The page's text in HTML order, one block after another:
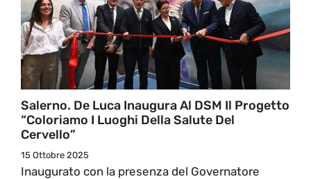
Salerno. De Luca Inaugura Al DSM Il Progetto
“Coloriamo I Luoghi Della Salute Del
Cervello”
15 Ottobre 2025
Inaugurato con la presenza del Governatore